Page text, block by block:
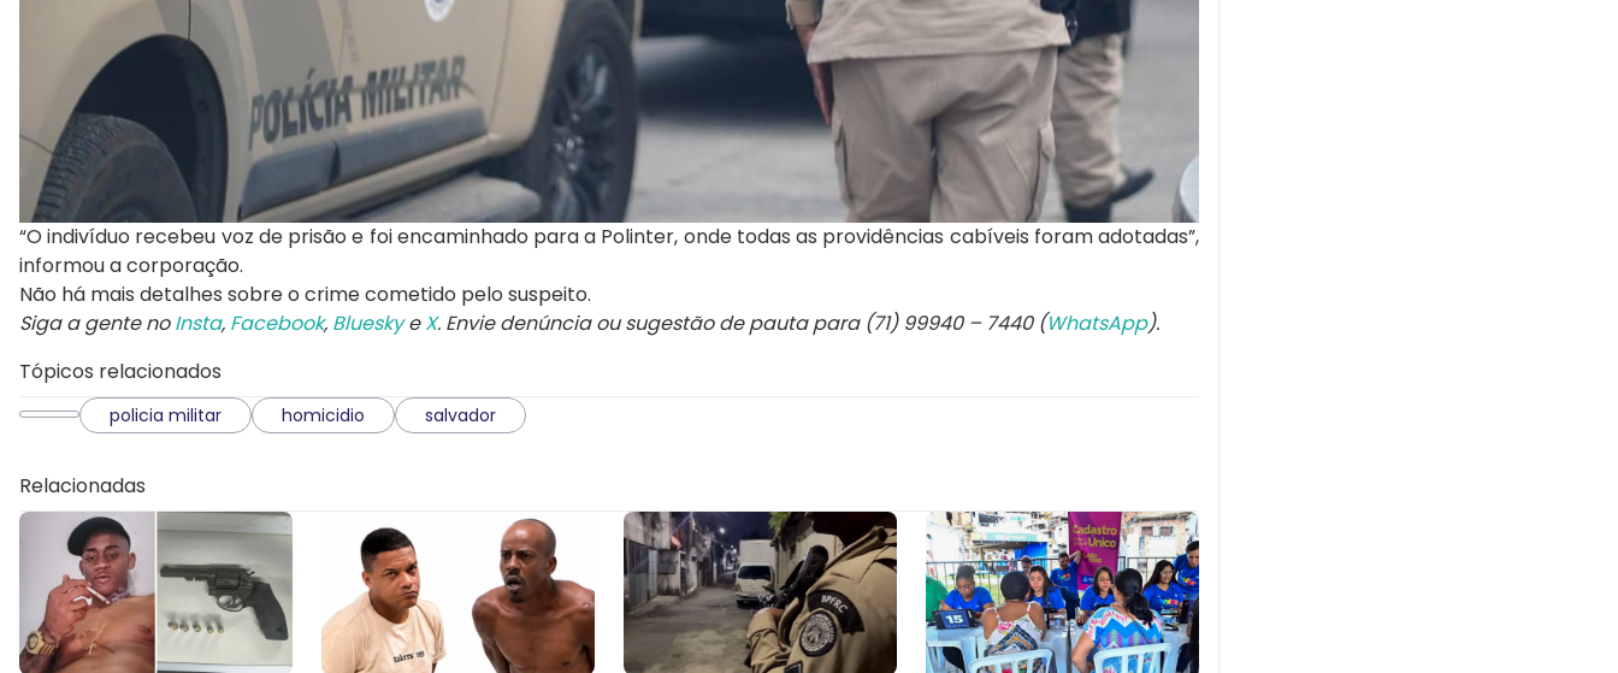
“O indivíduo recebeu voz de prisão e foi encaminhado para a Polinter, onde todas as providências cabíveis foram adotadas”,
informou a corporação.
Não há mais detalhes sobre o crime cometido pelo suspeito.
Siga a gente noInsta, Facebook, BlueskyeX. Envie denúncia ou sugestão de pauta para (71) 99940 – 7440 (WhatsApp).
Tópicos relacionados
policia militar homicidio salvador
Relacionadas